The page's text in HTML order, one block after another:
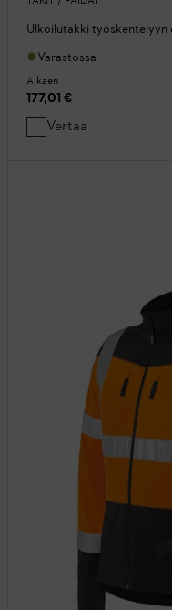
Ulkoilutakki työskentelyyn
Varastossa
Alkaen
177,01 €
Vertaa